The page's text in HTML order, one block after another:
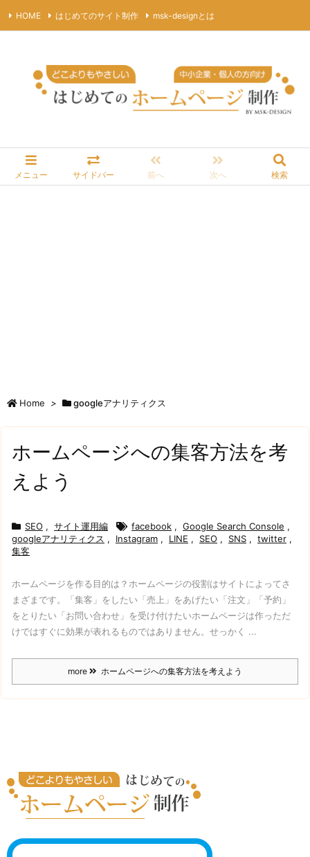
メニュー サイドバー 前へ 次へ 検索
HOME はじめてのサイト制作 msk-designとは
Feedly
Home > googleアナリティクス
ホームページへの集客方法を考
えよう
SEO , サイト運用編 facebook , Google Search Console ,
googleアナリティクス , Instagram , LINE , SEO , SNS , twitter ,
集客
ホームページを作る目的は？ ホームページの役割はサイトによってさ
まざまです。
「集客」をしたい 「売上」をあげたい 「注文」「予約」
をとりたい 「お問い合わせ」を受け付けたいホームページは作っただ
けではすぐに効果が表れるものではありません。 せっかく ...
more ホームページへの集客方法を考えよう